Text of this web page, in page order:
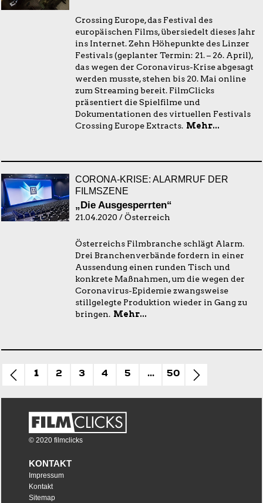
Crossing Europe, das Festival des
europäischen Films, übersiedelt dieses Jahr
ins Internet. Zehn Höhepunkte des Linzer
Festivals (geplanter Termin: 21. – 26. April),
das wegen der Coronavirus-Krise abgesagt
werden musste, stehen bis 20. Mai online
zum Streaming bereit. FilmClicks
präsentiert die Spielfilme und
Dokumentationen des virtuellen Festivals
Crossing Europe Extracts. Mehr...
CORONA-KRISE: ALARMRUF DER
FILMSZENE
„Die Ausgesperrten“
21.04.2020 / Österreich
Österreichs Filmbranche schlägt Alarm.
Drei Branchenverbände fordern in einer
Aussendung einen runden Tisch und
konkrete Maßnahmen, um die wegen der
Coronavirus-Epidemie zwangsweise
stillgelegte Produktion wieder in Gang zu
bringen. Mehr...
1 2 3 4 5 ... 50
© 2020 filmclicks
KONTAKT
Impressum
Kontakt
Sitemap